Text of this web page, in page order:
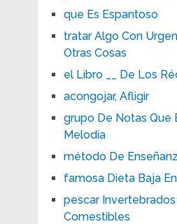
que Es Espantoso
tratar Algo Con
Otras Cosas
el Libro __ De Los
acongojar, Afligir
grupo De Notas Que
Melodía
método De
famosa Dieta Baja
pescar Invertebrados
Comestibles